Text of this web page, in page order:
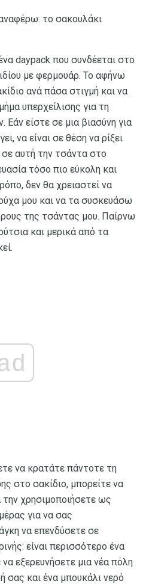
το σακουλάκι
daypack που συνδέεται στο
με φερμουάρ. Το αφήνω
ανά πάσα στιγμή και να
υπερχείλισης για τη
είστε σε μια βιασύνη για
να είναι σε θέση να ρίξει
σε αυτή την τσάντα στο
τόσο πιο εύκολη και
δεν θα χρειαστεί να
μου και να τα συσκευάσω
της τσάντας μου. Παίρνω
και μερικά από τα
να κρατάτε πάντοτε τη
στο σακίδιο, μπορείτε να
χρησιμοποιήσετε ως
για να σας
να επενδύσετε σε
είναι περισσότερο ένα
εξερευνήσετε μια νέα πόλη
σας και ένα μπουκάλι νερό